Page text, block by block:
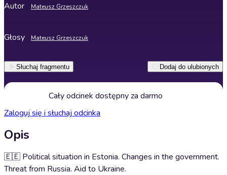
Autor Mateusz Grzeszczuk
Głosy Mateusz Grzeszczuk
Słuchaj fragmentu Dodaj do ulubionych
Cały odcinek dostępny za darmo
Zaloguj się i słuchaj odcinka
Opis
🇪🇪 Political situation in Estonia. Changes in the government.
Threat from Russia. Aid to Ukraine.